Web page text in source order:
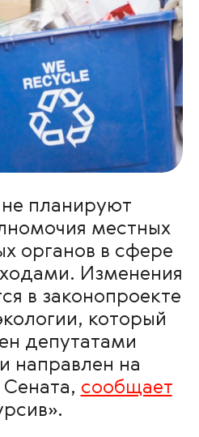
планируют
местных
органов в сфере
Изменения
в законопроекте
который
депутатами
направлен на
сообщает